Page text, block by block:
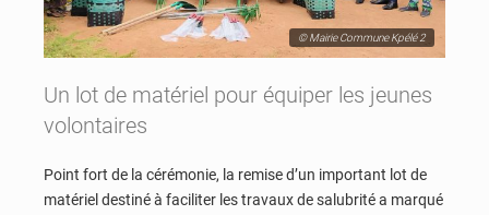
© Mairie Commune Kpélé 2
Un lot de matériel pour équiper les jeunes
volontaires
Point fort de la cérémonie, la remise d’un important lot de
matériel destiné à faciliter les travaux de salubrité a marqué